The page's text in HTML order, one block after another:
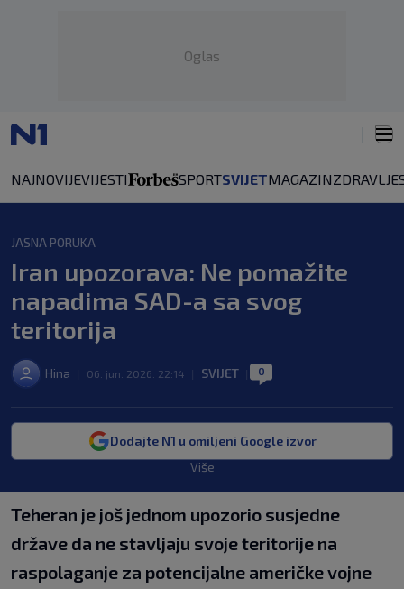
Oglas
NAJNOVIJEVIJESTI SPORTSVIJETMAGAZINZDRAVLJE
JASNA PORUKA
Iran upozorava: Ne pomažite
napadima SAD-a sa svog
teritorija
Hina 06. jun. 2026. 22:14 SVIJET 0
Dodajte N1 u omiljeni Google izvor
Više
Teheran je još jednom upozorio susjedne
države da ne stavljaju svoje teritorije na
raspolaganje za potencijalne američke vojne